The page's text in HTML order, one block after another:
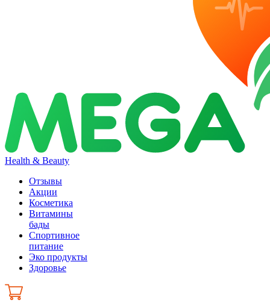
Health & Beauty
Отзывы
Акции
Косметика
Витамины
бады
Спортивное
питание
Эко продукты
Здоровье